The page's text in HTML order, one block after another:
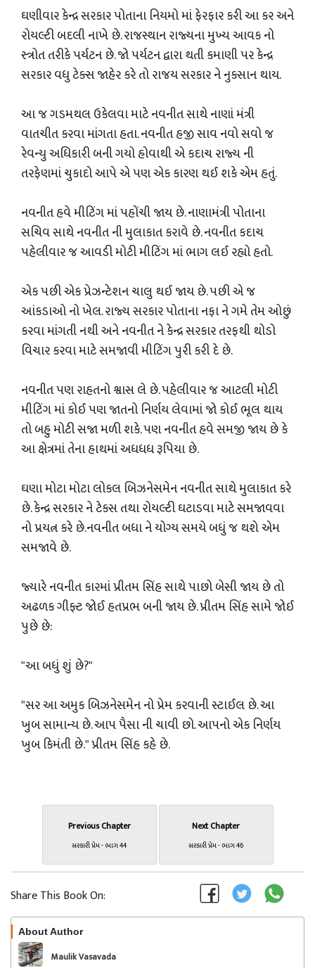
ઘણીવાર કેન્દ્ર સરકાર પોતાના નિયમો માં ફેરફાર કરી આ કર અને
રોયલ્ટી બદલી નાખે છે. રાજસ્થાન રાજ્યના મુખ્ય આવક નો
સ્ત્રોત તરીકે પર્યટન છે. જો પર્યટન દ્વારા થતી કમાણી પર કેન્દ્ર
સરકાર વધુ ટેક્સ જાહેર કરે તો રાજય સરકાર ને નુકસાન થાય.
આ જ ગડમથલ ઉકેલવા માટે નવનીત સાથે નાણાં મંત્રી
વાતચીત કરવા માંગતા હતા. નવનીત હજી સાવ નવો સવો જ
રેવન્યુ અધિકારી બની ગયો હોવાથી એ કદાચ રાજ્ય ની
તરફેણમાં ચુકાદો આપે એ પણ એક કારણ થઈ શકે ‌એમ‌ હતું.
નવનીત હવે મીટિંગ માં પહોંચી જાય છે. નાણામંત્રી પોતાના
સચિવ સાથે નવનીત ની મુલાકાત કરાવે છે. નવનીત કદાચ
પહેલીવાર જ આવડી મોટી મીટિંગ માં ભાગ લઈ રહ્યો હતો.
એક પછી એક પ્રેઝન્ટેશન ચાલુ થઈ જાય છે. પછી એ જ
આંકડાઓ નો ખેલ. રાજ્ય સરકાર પોતાના નફા ને ગમે તેમ ઓછું
કરવા માંગતી નથી અને નવનીત ને કેન્દ્ર સરકાર તરફથી થોડો
વિચાર કરવા માટે સમજાવી મીટિંગ પુરી કરી દે છે.
નવનીત પણ રાહતનો શ્વાસ લે છે. પહેલીવાર જ આટલી મોટી
મીટિંગ માં કોઈ પણ જાતનો નિર્ણય લેવામાં જો કોઈ ભૂલ થાય
તો બહુ મોટી ‌સજા મળી શકે. પણ‌ નવનીત હવે સમજી જાય છે કે
આ ક્ષેત્રમાં તેના હાથમાં અધધધ રૂપિયા છે.
ઘણા મોટા મોટા લોકલ બિઝનેસમેન નવનીત સાથે મુલાકાત કરે
છે. કેન્દ્ર સરકાર ને ટેકસ તથા રોયલ્ટી ઘટાડવા માટે સમજાવવા
નો‌‌ પ્રયત્ન કરે છે.નવનીત બધા ને યોગ્ય સમયે બધું જ થશે એમ
સમજાવે છે.
જ્યારે નવનીત કારમાં પ્રીતમ સિંહ સાથે પાછો બેસી જાય છે તો
અઢળક ગીફ્ટ જોઈ હતપ્રભ બની જાય છે. પ્રીતમ સિંહ સામે જોઈ
પુછે છે:
"આ બધું શું છે?"
"સર આ અમુક બિઝનેસમેન નો પ્રેમ‌ કરવાની સ્ટાઈલ છે. આ
ખુબ સામાન્ય છે. આપ પૈસા ની ચાવી છો. આપનો એક નિર્ણય
ખુબ કિમંતી છે." પ્રીતમ સિંહ કહે છે.
Previous Chapter
સરકારી પ્રેમ - ભાગ 44
Next Chapter
સરકારી પ્રેમ - ભાગ 46
Share This Book On:
About Author
Maulik Vasavada